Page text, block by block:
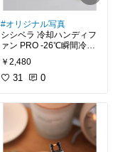
#オリジナル写真
シシベラ 冷却ハンディフ
ァン PRO -26℃瞬間冷却
大人気の冷却ハンディフ
ァンがお得
大風量×瞬間冷却で、瞬
時に涼しさ実感〜！
￥2,480
31 0